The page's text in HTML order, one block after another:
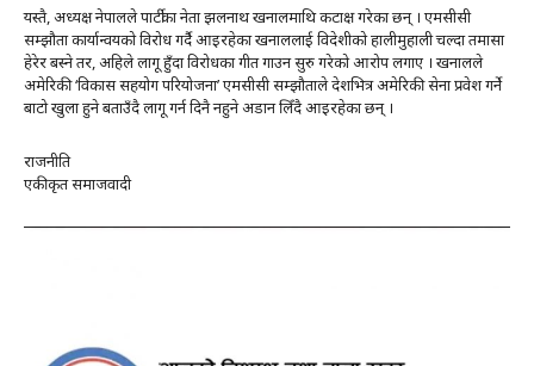
यस्तै, अध्यक्ष नेपालले पार्टीका नेता झलनाथ खनालमाथि कटाक्ष गरेका छन् । एमसीसी
सम्झौता कार्यान्वयको विरोध गर्दै आइरहेका खनाललाई विदेशीको हालीमुहाली चल्दा तमासा
हेरेर बस्ने तर, अहिले लागू हुँदा विरोधका गीत गाउन सुरु गरेको आरोप लगाए । खनालले
अमेरिकी ‘विकास सहयोग परियोजना’ एमसीसी सम्झौताले देशभित्र अमेरिकी सेना प्रवेश गर्ने
बाटो खुला हुने बताउँदै लागू गर्न दिनै नहुने अडान लिँदै आइरहेका छन् ।
राजनीति
एकीकृत समाजवादी